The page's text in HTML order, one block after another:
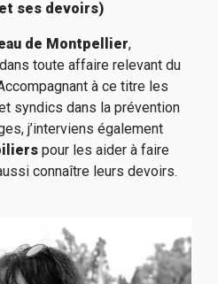
ses devoirs)
de Montpellier,
toute affaire relevant du
à ce titre les
syndics dans la prévention
j’interviens également
pour les aider à faire
connaître leurs devoirs.